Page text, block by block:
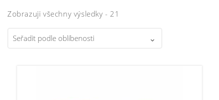
Zobrazuji všechny výsledky - 21